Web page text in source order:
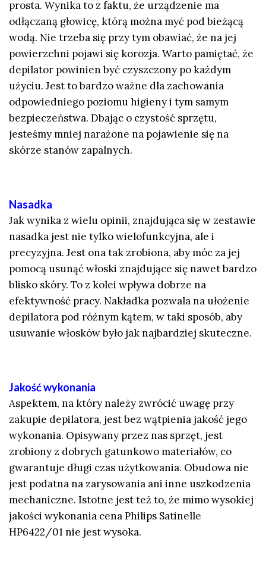
prosta. Wynika to z faktu, że urządzenie ma
odłączaną głowicę, którą można myć pod bieżącą
wodą. Nie trzeba się przy tym obawiać, że na jej
powierzchni pojawi się korozja. Warto pamiętać, że
depilator powinien być czyszczony po każdym
użyciu. Jest to bardzo ważne dla zachowania
odpowiedniego poziomu higieny i tym samym
bezpieczeństwa. Dbając o czystość sprzętu,
jesteśmy mniej narażone na pojawienie się na
skórze stanów zapalnych.
Nasadka
Jak wynika z wielu opinii, znajdująca się w zestawie
nasadka jest nie tylko wielofunkcyjna, ale i
precyzyjna. Jest ona tak zrobiona, aby móc za jej
pomocą usunąć włoski znajdujące się nawet bardzo
blisko skóry. To z kolei wpływa dobrze na
efektywność pracy. Nakładka pozwala na ułożenie
depilatora pod różnym kątem, w taki sposób, aby
usuwanie włosków było jak najbardziej skuteczne.
Jakość wykonania
Aspektem, na który należy zwrócić uwagę przy
zakupie depilatora, jest bez wątpienia jakość jego
wykonania. Opisywany przez nas sprzęt, jest
zrobiony z dobrych gatunkowo materiałów, co
gwarantuje długi czas użytkowania. Obudowa nie
jest podatna na zarysowania ani inne uszkodzenia
mechaniczne. Istotne jest też to, że mimo wysokiej
jakości wykonania cena Philips Satinelle
HP6422/01 nie jest wysoka.